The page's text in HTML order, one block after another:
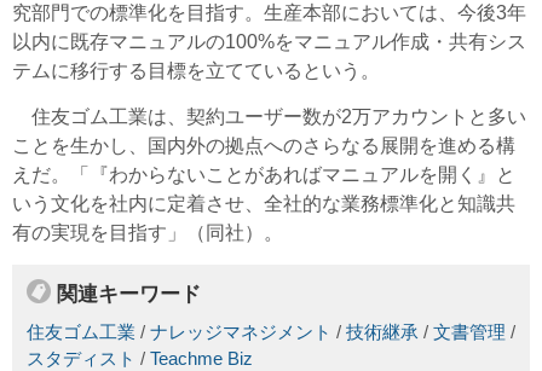
究部門での標準化を目指す。生産本部においては、今後3年
以内に既存マニュアルの100%をマニュアル作成・共有シス
テムに移行する目標を立てているという。
住友ゴム工業は、契約ユーザー数が2万アカウントと多い
ことを生かし、国内外の拠点へのさらなる展開を進める構
えだ。「『わからないことがあればマニュアルを開く』と
いう文化を社内に定着させ、全社的な業務標準化と知識共
有の実現を目指す」（同社）。
関連キーワード
住友ゴム工業 / ナレッジマネジメント / 技術継承 / 文書管理 /
スタディスト / Teachme Biz